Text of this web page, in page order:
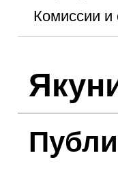
Комиссии и